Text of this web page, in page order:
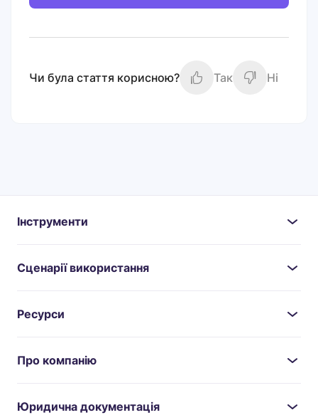
Чи була стаття корисною? Так Ні
Інструменти
Сценарії використання
Ресурси
Про компанію
Юридична документація